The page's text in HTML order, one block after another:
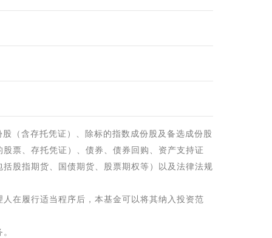
（含存托凭证）、除标的指数成份股及备选成份股
票、存托凭证）、债券、债券回购、资产支持证
股指期货、国债期货、股票期权等）以及法律法规
在履行适当程序后，本基金可以将其纳入投资范